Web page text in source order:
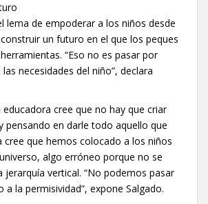
lema de empoderar a los niños desde
un futuro en el que los peques
“Eso no es pasar por
necesidades del niño”, declara
cree que no hay que criar
pensando en darle todo aquello que
cree que hemos colocado a los niños
algo erróneo porque no se
jerarquía vertical. “No podemos pasar
la permisividad”, expone Salgado.